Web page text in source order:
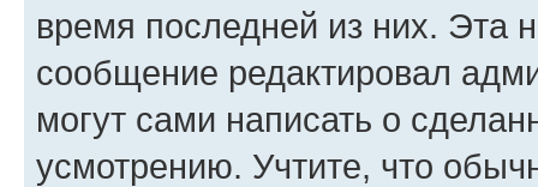
время последней из них. Эта
сообщение редактировал
могут сами написать о
усмотрению. Учтите, что